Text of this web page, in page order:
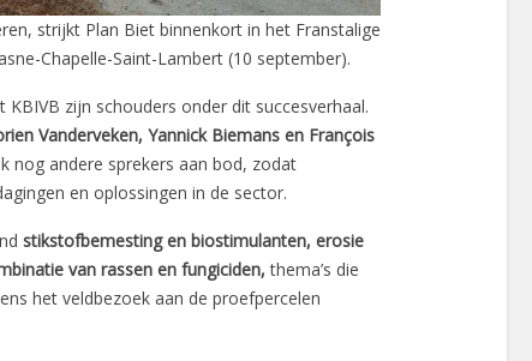
strijkt Plan Biet binnenkort in het Franstalige
Chapelle-Saint-Lambert (10 september).
KBIVB zijn schouders onder dit succesverhaal.
Vanderveken, Yannick Biemans en François
nog andere sprekers aan bod, zodat
en oplossingen in de sector.
stikstofbemesting en biostimulanten, erosie
van rassen en fungiciden,thema’s die
het veldbezoek aan de proefpercelen